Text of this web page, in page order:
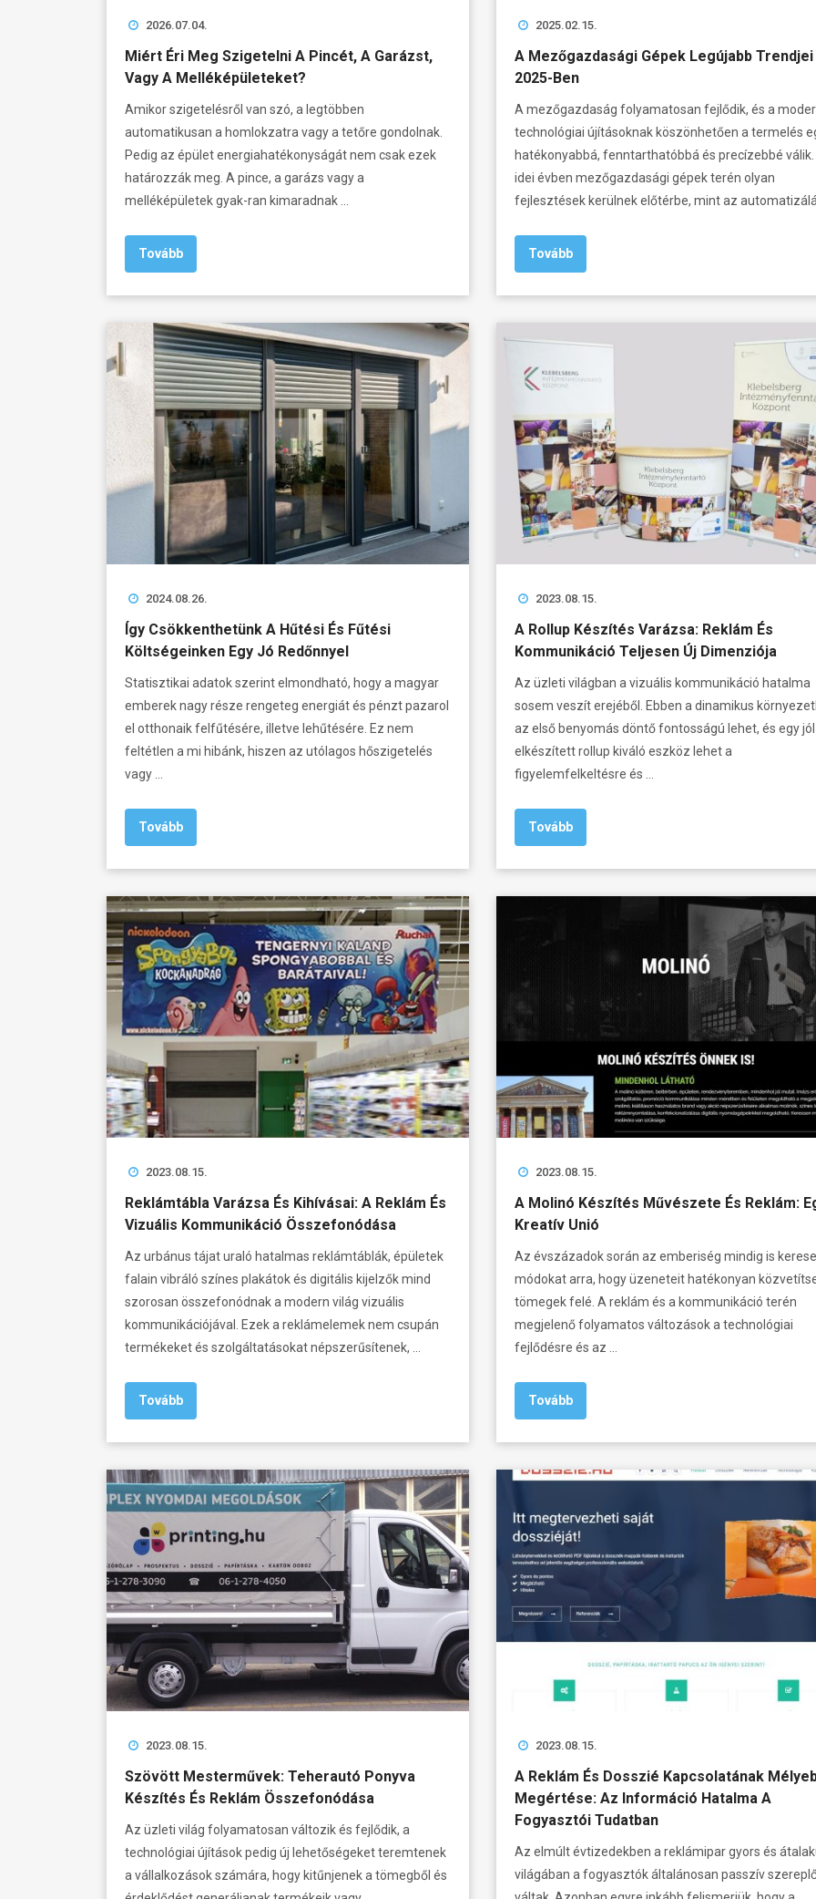
2026.07.04.
Miért Éri Meg Szigetelni A Pincét, A Garázst,
Vagy A Melléképületeket?
Amikor szigetelésről van szó, a legtöbben
automatikusan a homlokzatra vagy a tetőre gondolnak.
Pedig az épület energiahatékonyságát nem csak ezek
határozzák meg. A pince, a garázs vagy a
melléképületek gyak-ran kimaradnak …
Tovább
2025.02.15.
A Mezőgazdasági Gépek Legújabb Trendjei
2025-Ben
A mezőgazdaság folyamatosan fejlődik, és a
technológiai újításoknak köszönhetően a termelés
hatékonyabbá, fenntarthatóbbá és precízebbé
idei évben mezőgazdasági gépek terén olyan
fejlesztések kerülnek előtérbe, mint az
Tovább
2024.08.26.
Így Csökkenthetünk A Hűtési És Fűtési
Költségeinken Egy Jó Redőnnyel
Statisztikai adatok szerint elmondható, hogy a magyar
emberek nagy része rengeteg energiát és pénzt pazarol
el otthonaik felfűtésére, illetve lehűtésére. Ez nem
feltétlen a mi hibánk, hiszen az utólagos hőszigetelés
vagy …
Tovább
2023.08.15.
A Rollup Készítés Varázsa: Reklám És
Kommunikáció Teljesen Új Dimenziója
Az üzleti világban a vizuális kommunikáció hatalma
sosem veszít erejéből. Ebben a dinamikus
az első benyomás döntő fontosságú lehet, és egy jól
elkészített rollup kiváló eszköz lehet a
figyelemfelkeltésre és …
Tovább
2023.08.15.
Reklámtábla Varázsa És Kihívásai: A Reklám És
Vizuális Kommunikáció Összefonódása
Az urbánus tájat uraló hatalmas reklámtáblák, épületek
falain vibráló színes plakátok és digitális kijelzők mind
szorosan összefonódnak a modern világ vizuális
kommunikációjával. Ezek a reklámelemek nem csupán
termékeket és szolgáltatásokat népszerűsítenek, …
Tovább
2023.08.15.
A Molinó Készítés Művészete És Reklám:
Kreatív Unió
Az évszázadok során az emberiség mindig is
módokat arra, hogy üzeneteit hatékonyan
tömegek felé. A reklám és a kommunikáció terén
megjelenő folyamatos változások a technológiai
fejlődésre és az …
Tovább
2023.08.15.
Szövött Mesterművek: Teherautó Ponyva
Készítés És Reklám Összefonódása
Az üzleti világ folyamatosan változik és fejlődik, a
technológiai újítások pedig új lehetőségeket teremtenek
a vállalkozások számára, hogy kitűnjenek a tömegből és
2023.08.15.
A Reklám És Dosszié Kapcsolatának
Megértése: Az Információ Hatalma A
Fogyasztói Tudatban
Az elmúlt évtizedekben a reklámipar gyors és
világában a fogyasztók általánosan passzív